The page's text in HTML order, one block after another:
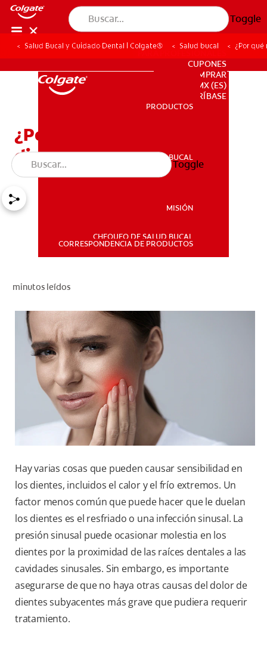
Toggle
PRODUCTOS
SALUD BUCAL
PARA PROFESIONALES
PARA PROFESIONALES
CUPONES
DONDE COMPRAR
MX (ES)
SUSCRÍBASE
PRODUCTOS
SALUD BUCAL
MISIÓN
CHEQUEO DE SALUD BUCAL
CORRESPONDENCIA DE PRODUCTOS
Toggle
Salud Bucal y Cuidado Dental | Colgate® Salud bucal ¿Por
¿Por qué me duelen los
dientes?
minutos leídos
Hay varias cosas que pueden causar sensibilidad en
los dientes, incluidos el calor y el frío extremos. Un
factor menos común que puede hacer que le duelan
los dientes es el resfriado o una infección sinusal. La
presión sinusal puede ocasionar molestia en los
dientes por la proximidad de las raíces dentales a las
cavidades sinusales. Sin embargo, es importante
asegurarse de que no haya otras causas del dolor de
dientes subyacentes más grave que pudiera requerir
tratamiento.